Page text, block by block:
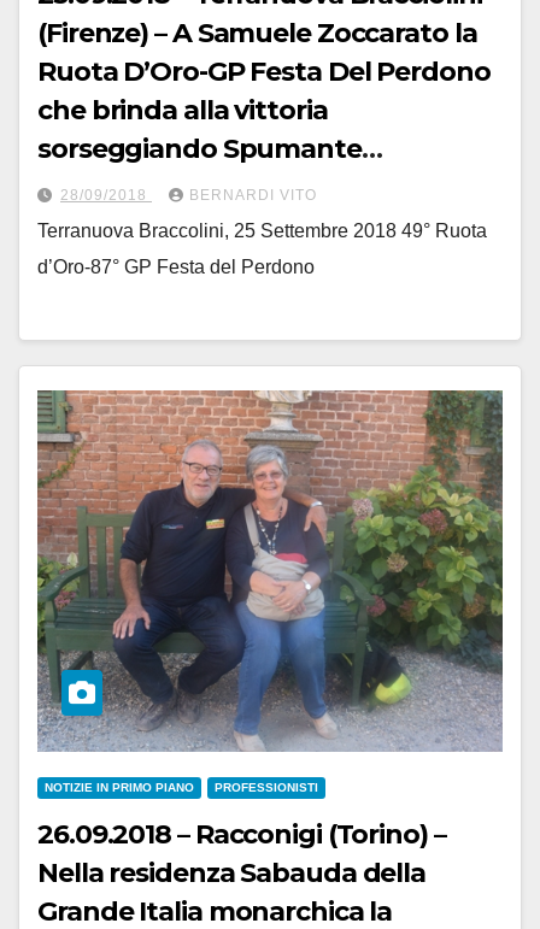
(Firenze) – A Samuele Zoccarato la
Ruota D’Oro-GP Festa Del Perdono
che brinda alla vittoria
sorseggiando Spumante
Giacobazzi col francese Clement
Champoussin e Filippo Rocchetti –
Fotoservizio di Armanden
28/09/2018 BERNARDI VITO
Terranuova Braccolini, 25 Settembre 2018 49° Ruota
d’Oro-87° GP Festa del Perdono
NOTIZIE IN PRIMO PIANO PROFESSIONISTI
26.09.2018 – Racconigi (Torino) –
Nella residenza Sabauda della
Grande Italia monarchica la